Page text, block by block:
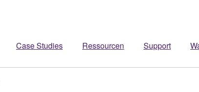
Case Studies Ressourcen Support